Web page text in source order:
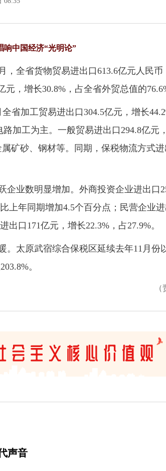
响中国经济“光明论”
全省货物贸易进出口613.6亿元人民币
，增长30.8%，占全省外贸总值的
加工贸易进出口304.5亿元，增长
加工为主。一般贸易进出口294.8亿元
矿砂、钢材等。同期，保税物流方式
业数明显增加。外商投资企业进出口
上年同期增加4.5个百分点；民营企业
出口171亿元，增长22.3%，占27.9%。
太原武宿综合保税区延续去年11月份
。
声音